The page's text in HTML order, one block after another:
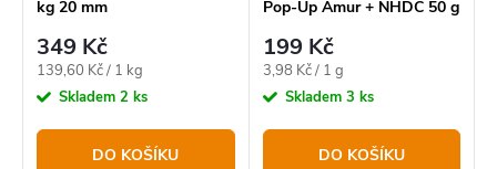
kg 20 mm
349 Kč
Měrná
cena:
139,60 Kč / 1 kg
Skladem 2 ks
DO KOŠÍKU
Pop-Up Amur + NHDC 50 g
199 Kč
Měrná
cena:
3,98 Kč / 1 g
Skladem 3 ks
DO KOŠÍKU